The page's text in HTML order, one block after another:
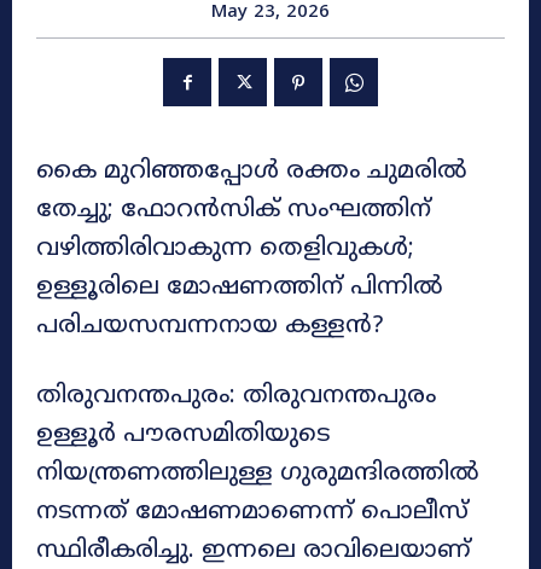
May 23, 2026
​കൈ മുറിഞ്ഞപ്പോൾ രക്തം ചുമരിൽ
തേച്ചു; ഫോറൻസിക് സംഘത്തിന്
വഴിത്തിരിവാകുന്ന തെളിവുകൾ;
ഉള്ളൂരിലെ മോഷണത്തിന് പിന്നിൽ
പരിചയസമ്പന്നനായ കള്ളൻ?
തിരുവനന്തപുരം: തിരുവനന്തപുരം
ഉള്ളൂർ പൗരസമിതിയുടെ
നിയന്ത്രണത്തിലുള്ള ഗുരുമന്ദിരത്തിൽ
നടന്നത് മോഷണമാണെന്ന് പൊലീസ്
സ്ഥിരീകരിച്ചു. ഇന്നലെ രാവിലെയാണ്